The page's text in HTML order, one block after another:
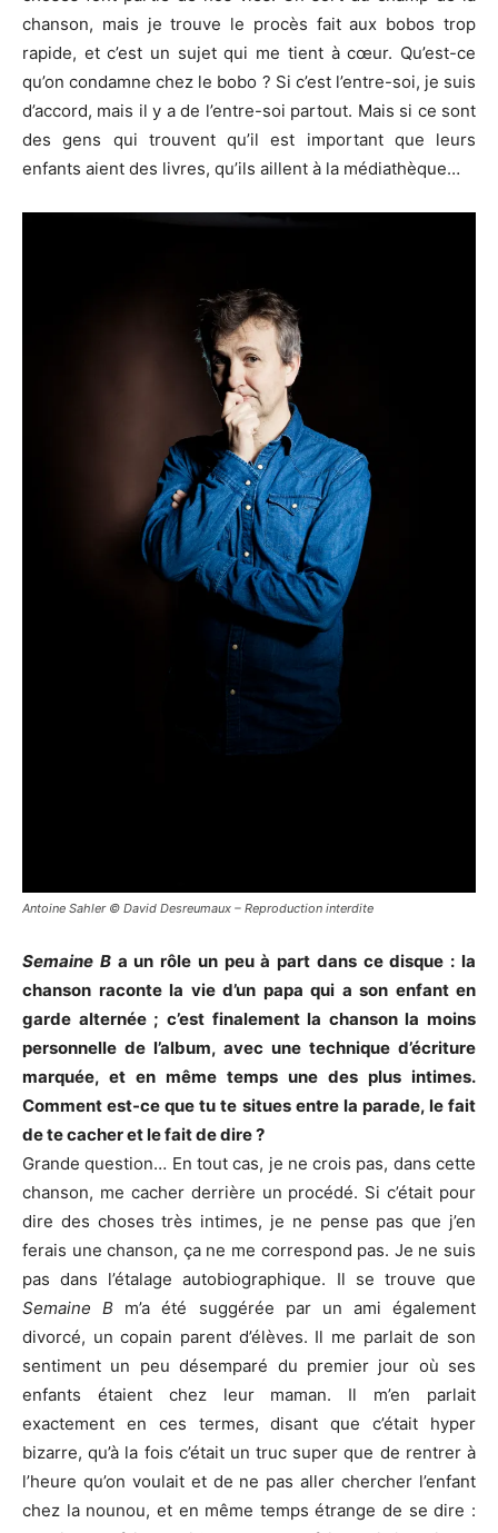
chanson, mais je trouve le procès fait aux bobos trop
rapide, et c’est un sujet qui me tient à cœur. Qu’est-ce
qu’on condamne chez le bobo ? Si c’est l’entre-soi, je suis
d’accord, mais il y a de l’entre-soi partout. Mais si ce sont
des gens qui trouvent qu’il est important que leurs
enfants aient des livres, qu’ils aillent à la médiathèque…
Antoine Sahler © David Desreumaux – Reproduction interdite
Semaine Ba un rôle un peu à part dans ce disque : la
chanson raconte la vie d’un papa qui a son enfant en
garde alternée ; c’est finalement la chanson la moins
personnelle de l’album, avec une technique d’écriture
marquée, et en même temps une des plus intimes.
Comment est-ce que tu te situes entre la parade, le fait
de te cacher et le fait de dire ?
Grande question… En tout cas, je ne crois pas, dans cette
chanson, me cacher derrière un procédé. Si c’était pour
dire des choses très intimes, je ne pense pas que j’en
ferais une chanson, ça ne me correspond pas. Je ne suis
pas dans l’étalage autobiographique. Il se trouve que
Semaine B m’a été suggérée par un ami également
divorcé, un copain parent d’élèves. Il me parlait de son
sentiment un peu désemparé du premier jour où ses
enfants étaient chez leur maman. Il m’en parlait
exactement en ces termes, disant que c’était hyper
bizarre, qu’à la fois c’était un truc super que de rentrer à
l’heure qu’on voulait et de ne pas aller chercher l’enfant
chez la nounou, et en même temps étrange de se dire :